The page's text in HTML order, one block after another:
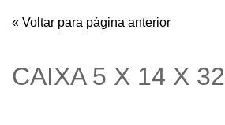
« Voltar para página anterior
CAIXA 5 X 14 X 32